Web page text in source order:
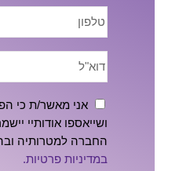
אני מאשר/ת כי
ושייאספו אודותיי
החברה למטרותיה
במדיניות פרטיות.